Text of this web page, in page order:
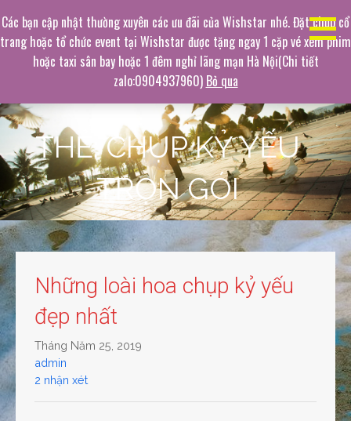
tới
phần
Dịch vụ chụp ảnh hàng đầu
Không gian chụp ảnh mê hoặc
THẺ: CHỤP KỶ YẾU
TRỌN GÓI
Những loài hoa chụp kỷ yếu
đẹp nhất
Tháng Năm 25, 2019
admin
2 nhận xét
Các bạn cập nhật thường xuyên các ưu đãi của Wishstar nhé. Đặt chụp cổ
trang hoặc tổ chức event tại Wishstar được tặng ngay 1 cặp vé xem phim
hoặc taxi sân bay hoặc 1 đêm nghỉ lãng mạn Hà Nội(Chi tiết
zalo:0904937960) Bỏ qua